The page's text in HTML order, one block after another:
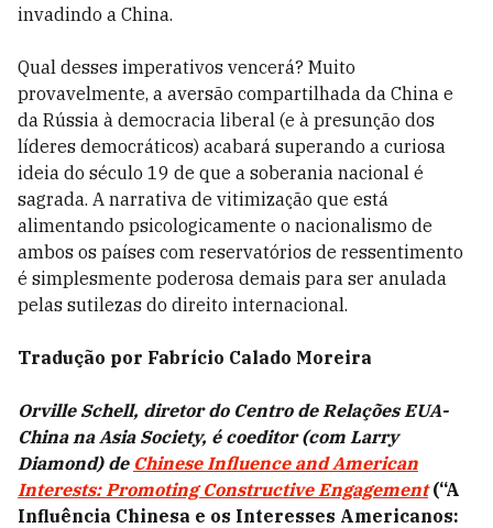
invadindo a China.
Qual desses imperativos vencerá? Muito
provavelmente, a aversão compartilhada da China e
da Rússia à democracia liberal (e à presunção dos
líderes democráticos) acabará superando a curiosa
ideia do século 19 de que a soberania nacional é
sagrada. A narrativa de vitimização que está
alimentando psicologicamente o nacionalismo de
ambos os países com reservatórios de ressentimento
é simplesmente poderosa demais para ser anulada
pelas sutilezas do direito internacional.
Tradução por Fabrício Calado Moreira
Orville Schell, diretor do Centro de Relações EUA-
China na Asia Society, é coeditor (com Larry
Diamond) de Chinese Influence and American
Interests: Promoting Constructive Engagement (“A
Influência Chinesa e os Interesses Americanos: